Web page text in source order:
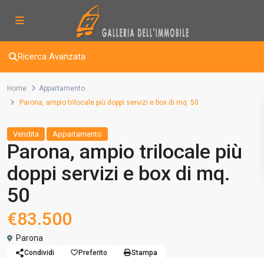
Ricerca Avanzata
Home
Appartamento
Parona, ampio trilocale più doppi servizi e box di mq. 50
Vendita Appartamento
Parona, ampio trilocale più
doppi servizi e box di mq.
50
€83.500
Parona
Condividi Preferito Stampa